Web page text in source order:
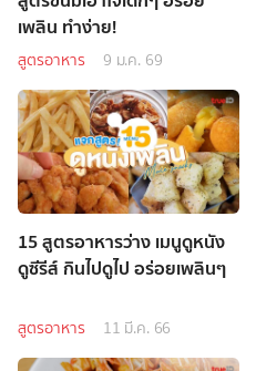
เพลิน ทำง่าย!
สูตรอาหาร 9 ม.ค. 69
15 สูตรอาหารว่าง เมนูดูหนัง
ดูซีรีส์ กินไปดูไป อร่อยเพลินๆ
สูตรอาหาร 11 มี.ค. 66